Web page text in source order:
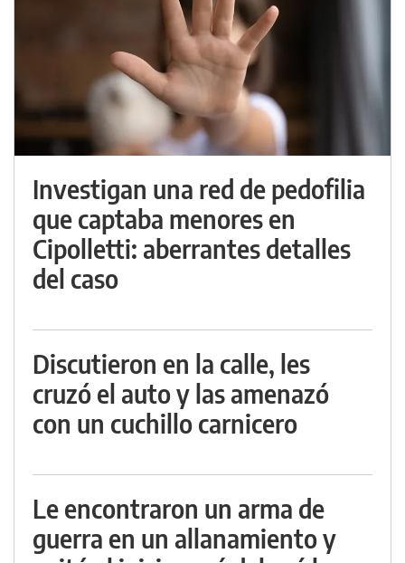
Investigan una red de pedofilia
que captaba menores en
Cipolletti: aberrantes detalles
del caso
Discutieron en la calle, les
cruzó el auto y las amenazó
con un cuchillo carnicero
Le encontraron un arma de
guerra en un allanamiento y